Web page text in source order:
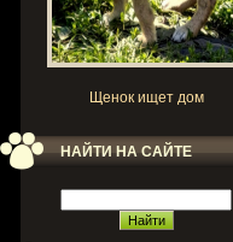
Щенок ищет дом
НАЙТИ НА САЙТЕ